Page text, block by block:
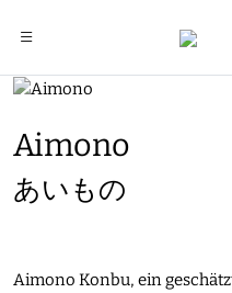
Aimono
あいもの
Aimono Konbu, ein